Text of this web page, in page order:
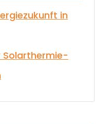
in
Solarthermie-